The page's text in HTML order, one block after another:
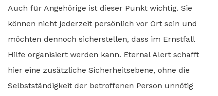
Auch für Angehörige ist dieser Punkt wichtig. Sie
können nicht jederzeit persönlich vor Ort sein und
möchten dennoch sicherstellen, dass im Ernstfall
Hilfe organisiert werden kann. Eternal Alert schafft
hier eine zusätzliche Sicherheitsebene, ohne die
Selbstständigkeit der betroffenen Person unnötig